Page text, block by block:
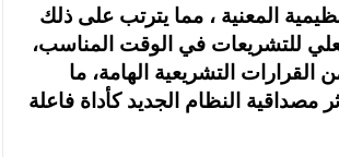
المعنية ، مما يترتب على ذلك
للتشريعات في الوقت المناسب،
القرارات التشريعية الهامة، ما
مصداقية النظام الجديد كأداة فاعلة